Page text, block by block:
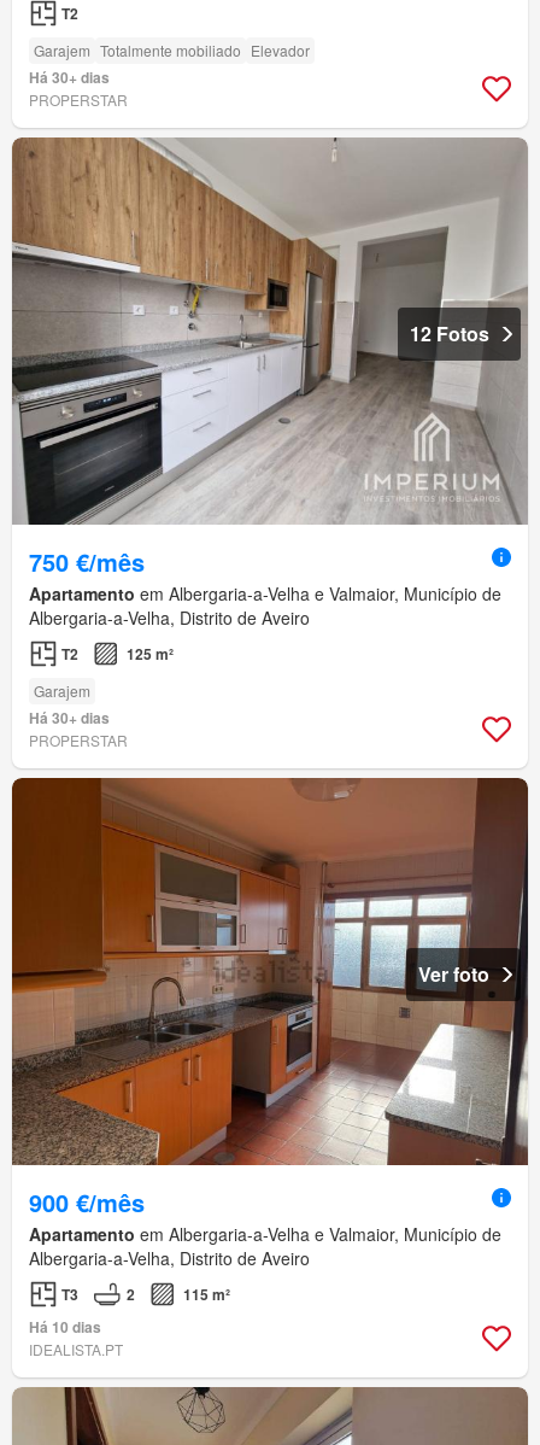
T2
Garajem Totalmente mobiliado Elevador
Há 30+ dias
PROPERSTAR
12 Fotos
750 €/mês
Apartamento em Albergaria-a-Velha e Valmaior, Município de
Albergaria-a-Velha, Distrito de Aveiro
T2 125 m²
Garajem
Há 30+ dias
PROPERSTAR
Ver foto
900 €/mês
Apartamento em Albergaria-a-Velha e Valmaior, Município de
Albergaria-a-Velha, Distrito de Aveiro
T3 2
115 m²
Há 10 dias
IDEALISTA.PT